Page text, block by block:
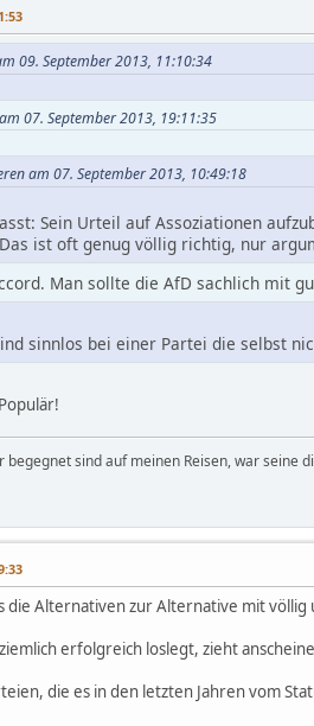
09. September 2013, 11:10:34
07. September 2013, 19:11:35
am 07. September 2013, 10:49:18
Sein Urteil auf Assoziationen
ist oft genug völlig richtig, nur
Man sollte die AfD sachlich mit
sinnlos bei einer Partei die selbst
begegnet sind auf meinen Reisen, war seine
die Alternativen zur Alternative mit
erfolgreich loslegt, zieht
die es in den letzten Jahren vom